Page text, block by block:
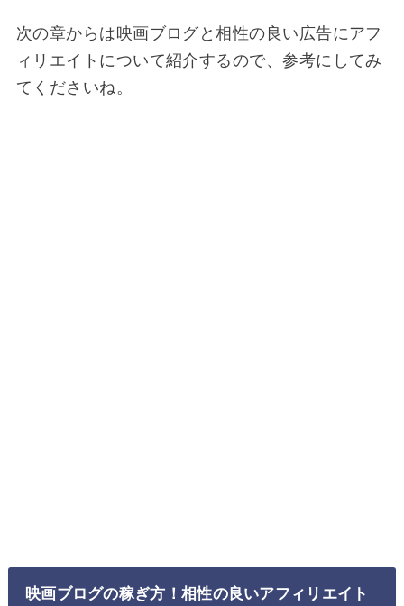
次の章からは映画ブログと相性の良い広告にアフ
ィリエイトについて紹介するので、参考にしてみ
てくださいね。
映画ブログの稼ぎ方！相性の良いアフィリエイト